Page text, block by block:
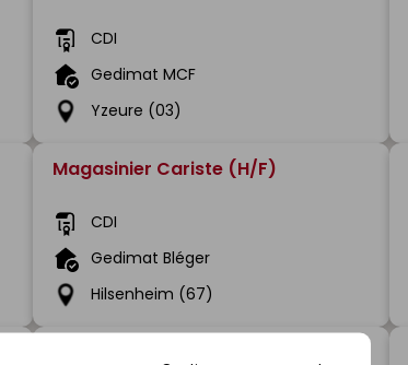
CDI
Gedimat MCF
Yzeure (03)
Magasinier Cariste (H/F)
CDI
Gedimat Bléger
Hilsenheim (67)